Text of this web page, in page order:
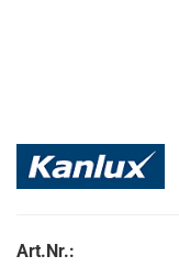
Art.Nr.: